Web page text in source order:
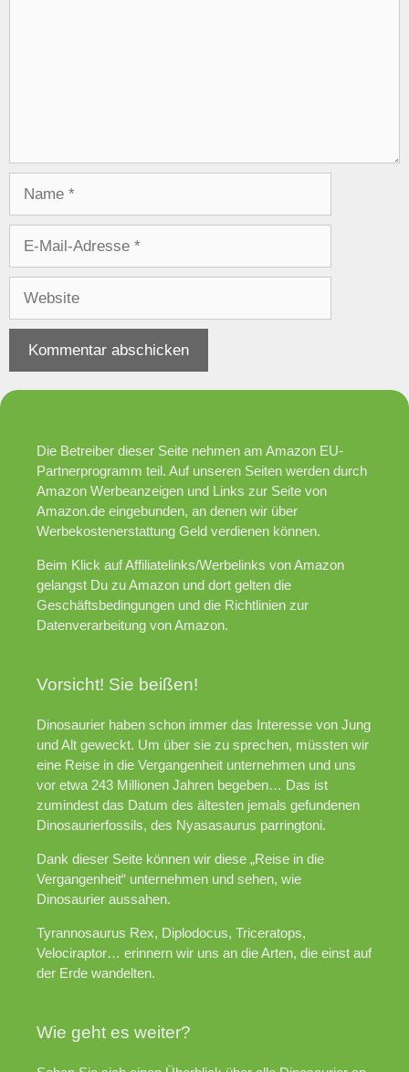
Adresse
Die Betreiber dieser Seite nehmen am Amazon EU-
Partnerprogramm teil. Auf unseren Seiten werden durch
Amazon Werbeanzeigen und Links zur Seite von
Amazon.de eingebunden, an denen wir über
Werbekostenerstattung Geld verdienen können.
Beim Klick auf Affiliatelinks/Werbelinks von Amazon
gelangst Du zu Amazon und dort gelten die
Geschäftsbedingungen und die Richtlinien zur
Datenverarbeitung von Amazon.
Vorsicht! Sie beißen!
Dinosaurier haben schon immer das Interesse von Jung
und Alt geweckt. Um über sie zu sprechen, müssten wir
eine Reise in die Vergangenheit unternehmen und uns
vor etwa 243 Millionen Jahren begeben… Das ist
zumindest das Datum des ältesten jemals gefundenen
Dinosaurierfossils, des Nyasasaurus parringtoni.
Dank dieser Seite können wir diese „Reise in die
Vergangenheit“ unternehmen und sehen, wie
Dinosaurier aussahen.
Tyrannosaurus Rex, Diplodocus, Triceratops,
Velociraptor… erinnern wir uns an die Arten, die einst auf
der Erde wandelten.
Wie geht es weiter?